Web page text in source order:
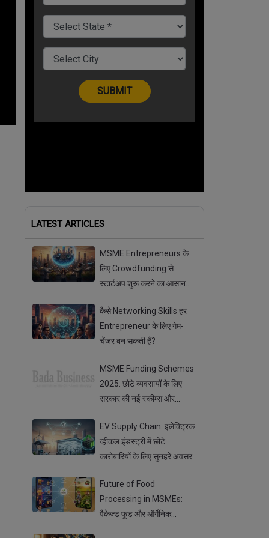
LATEST ARTICLES
MSME Entrepreneurs के
लिए Crowdfunding से
स्टार्टअप शुरू करने का आसान
कैसे Networking Skills हर
Entrepreneur के लिए गेम-
चेंजर बन सकती हैं?
MSME Funding Schemes
2025: छोटे व्यवसायों के लिए
सरकार की नई स्कीम्स और
EV Supply Chain: इलेक्ट्रिक
व्हीकल इंडस्ट्री में छोटे
कारोबारियों के लिए सुनहरे अवसर
Future of Food
Processing in MSMEs:
पैकेज्ड फूड और ऑर्गेनिक